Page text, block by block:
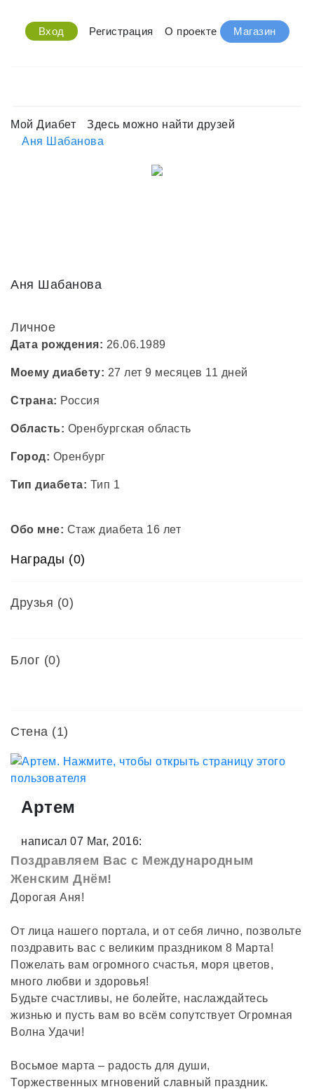
Вход Регистрация О проекте Магазин
Мой Диабет
Здесь можно найти друзей
Аня Шабанова
Аня Шабанова
Личное
Дата рождения: 26.06.1989
Моему диабету: 27 лет 9 месяцев 11 дней
Страна: Россия
Область: Оренбургская область
Город: Оренбург
Тип диабета: Тип 1
Обо мне: Стаж диабета 16 лет
Награды (0)
Друзья (0)
Блог (0)
Стена (1)
Артем
написал 07 Mar, 2016:
Поздравляем Вас с Международным
Женским Днём!
Дорогая Аня!
От лица нашего портала, и от себя лично, позвольте
поздравить вас с великим праздником 8 Марта!
Пожелать вам огромного счастья, моря цветов,
много любви и здоровья!
Будьте счастливы, не болейте, наслаждайтесь
жизнью и пусть вам во всём сопутствует Огромная
Волна Удачи!
Восьмое марта – радость для души,
Торжественных мгновений славный праздник.